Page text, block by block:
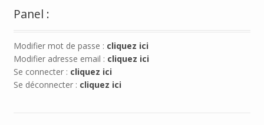
Panel :
Modifier mot de passe : cliquez ici
Modifier adresse email : cliquez ici
Se connecter : cliquez ici
Se déconnecter : cliquez ici